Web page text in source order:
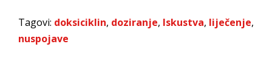
Tagovi: doksiciklin, doziranje, Iskustva, liječenje,
nuspojave